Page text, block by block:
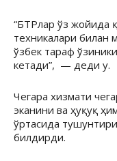
“БТРлар ўз жойида
техникалари билан
ўзбек тараф
кетади”, — деди у.
Чегара хизмати
эканини ва ҳуқуқ
ўртасида
билдирди.